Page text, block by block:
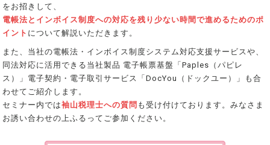
をお招きして、
電帳法とインボイス制度への対応を残り少ない時間で進めるためのポ
イント について解説いただきます。
また、当社の電帳法・インボイス制度システム対応支援サービスや、
同法対応に活用できる当社製品 電子帳票基盤「Paples（パピレ
ス）」電子契約・電子取引サービス「DocYou（ドックユー）」も合
わせてご紹介します。
セミナー内では袖山税理士への質問 も受け付けております。みなさま
お誘い合わせの上ふるってご参加ください。